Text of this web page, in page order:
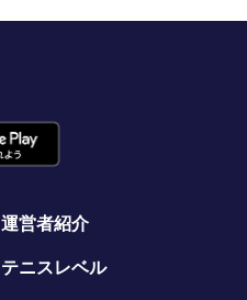
運営者紹介
テニスレベル